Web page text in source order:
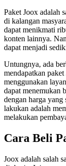
Paket Joox adalah
di kalangan
dapat menikmati
konten lainnya.
dapat menjadi
Untungnya, ada
mendapatkan
menggunakan
dapat menemukan
dengan harga yang
lakukan adalah
melakukan
Cara Beli
Joox adalah salah